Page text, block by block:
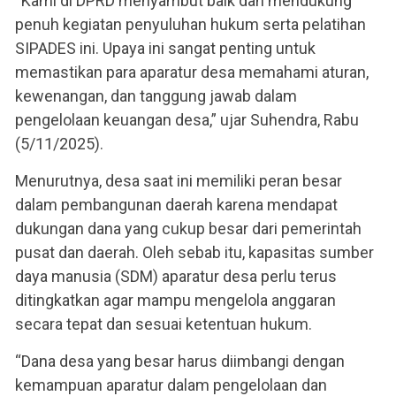
penuh kegiatan penyuluhan hukum serta pelatihan
SIPADES ini. Upaya ini sangat penting untuk
memastikan para aparatur desa memahami aturan,
kewenangan, dan tanggung jawab dalam
pengelolaan keuangan desa,” ujar Suhendra, Rabu
(5/11/2025).
Menurutnya, desa saat ini memiliki peran besar
dalam pembangunan daerah karena mendapat
dukungan dana yang cukup besar dari pemerintah
pusat dan daerah. Oleh sebab itu, kapasitas sumber
daya manusia (SDM) aparatur desa perlu terus
ditingkatkan agar mampu mengelola anggaran
secara tepat dan sesuai ketentuan hukum.
“Dana desa yang besar harus diimbangi dengan
kemampuan aparatur dalam pengelolaan dan